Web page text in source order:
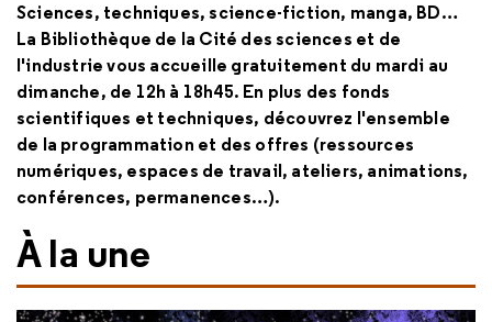
Sciences, techniques, science-fiction, manga, BD…
La Bibliothèque de la Cité des sciences et de
l'industrie vous accueille gratuitement du mardi au
dimanche, de 12h à 18h45. En plus des fonds
scientifiques et techniques, découvrez l'ensemble
de la programmation et des offres (ressources
numériques, espaces de travail, ateliers, animations,
conférences, permanences…).
À la une